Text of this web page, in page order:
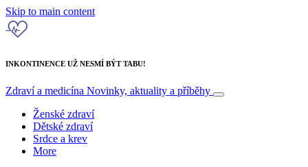
Skip to main content
INKONTINENCE UŽ NESMÍ BÝT TABU!
Zdraví a medicína Novinky, aktuality a příběhy
Ženské zdraví
Dětské zdraví
Srdce a krev
More